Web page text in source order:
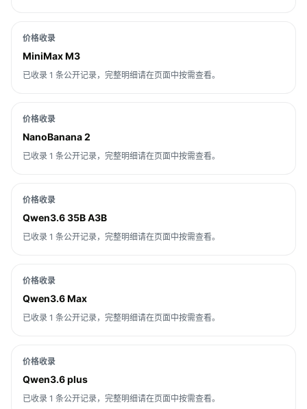
价格收录
MiniMax M3
已收录 1 条公开记录，完整明细请在页面中按需查看。
价格收录
NanoBanana 2
已收录 1 条公开记录，完整明细请在页面中按需查看。
价格收录
Qwen3.6 35B A3B
已收录 1 条公开记录，完整明细请在页面中按需查看。
价格收录
Qwen3.6 Max
已收录 1 条公开记录，完整明细请在页面中按需查看。
价格收录
Qwen3.6 plus
已收录 1 条公开记录，完整明细请在页面中按需查看。